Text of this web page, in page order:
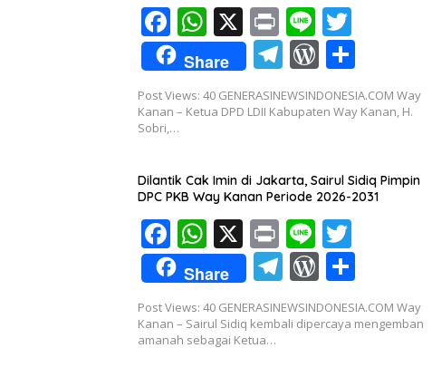
F
ac
e
b
o
o
k
W
h
at
s
p
p
X Pr
in
t
Li
n
e
w
itt
er
Share T
el
e
a
m
W
or
d
e
ss
h
ar
Post Views: 40 GENERASINEWSINDONESIA.COM Way
Kanan – Ketua DPD LDII Kabupaten Way Kanan, H.
Sobri,…
Dilantik Cak Imin di Jakarta, Sairul Sidiq Pimpin
DPC PKB Way Kanan Periode 2026-2031
F
ac
e
b
o
W
h
at
s
A
X Pr
in
t
Li
n
e
w
itt
er
Share T
el
e
W
or
d
h
ar
Post Views: 40 GENERASINEWSINDONESIA.COM Way
Kanan – Sairul Sidiq kembali dipercaya mengemban
amanah sebagai Ketua…